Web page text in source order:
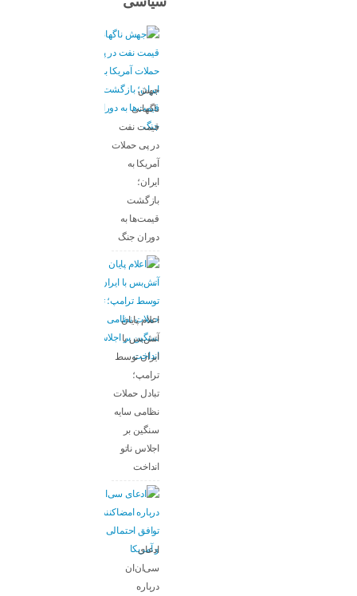
جهش
ناگهانی
قیمت نفت
در پی حملات
آمریکا به
ایران؛
بازگشت
قیمت‌ها به
دوران جنگ
اعلام پایان
آتش‌بس با
ایران توسط
ترامپ؛
تبادل حملات
نظامی سایه
سنگین بر
اجلاس ناتو
انداخت
ادعای
سی‌ان‌ان
درباره